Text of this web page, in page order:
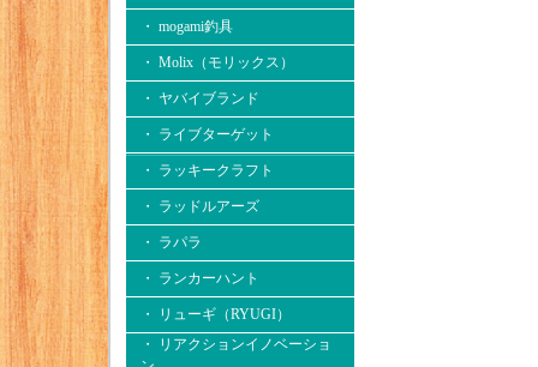
・ mogami釣具
・ Molix（モリックス）
・ ヤバイブランド
・ ライブターゲット
・ ラッキークラフト
・ ラッドルアーズ
・ ラパラ
・ ランカーハント
・ リューギ（RYUGI）
・ リアクションイノベーショ